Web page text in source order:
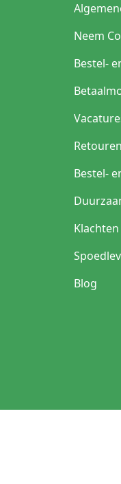
Neem
Bestel-
Retouren
Bestel-
Blog